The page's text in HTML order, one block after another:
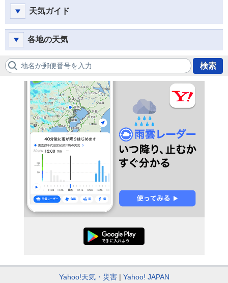
天気ガイド
各地の天気
地名か郵便番号を入力 検索
Yahoo!天気・災害 Yahoo! JAPAN